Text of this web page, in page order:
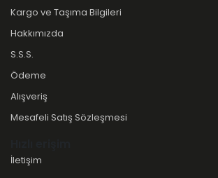
Kargo ve Taşıma Bilgileri
Hakkımızda
S.S.S.
Ödeme
Alışveriş
Mesafeli Satış Sözleşmesi
İletişim